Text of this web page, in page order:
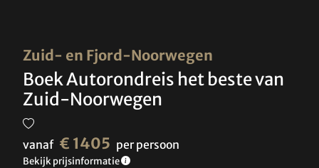
Zuid- en Fjord-Noorwegen
Boek Autorondreis het beste van
Zuid-Noorwegen
vanaf € 1405 per persoon
Bekijk prijsinformatie